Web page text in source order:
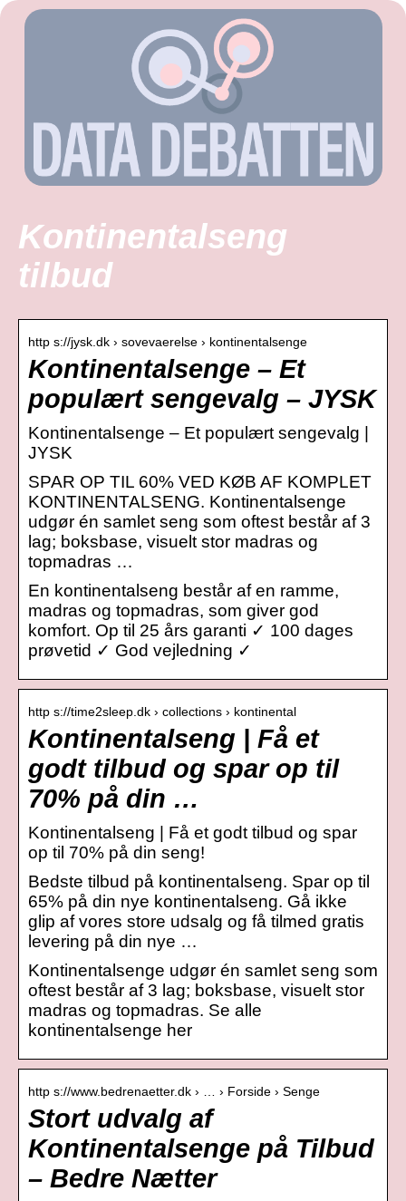
Kontinentalseng
tilbud
http s://jysk.dk › sovevaerelse › kontinentalsenge
Kontinentalsenge – Et
populært sengevalg – JYSK
Kontinentalsenge – Et populært sengevalg |
JYSK
SPAR OP TIL 60% VED KØB AF KOMPLET
KONTINENTALSENG. Kontinentalsenge
udgør én samlet seng som oftest består af 3
lag; boksbase, visuelt stor madras og
topmadras …
En kontinentalseng består af en ramme,
madras og topmadras, som giver god
komfort. Op til 25 års garanti ✓ 100 dages
prøvetid ✓ God vejledning ✓
http s://time2sleep.dk › collections › kontinental
Kontinentalseng | Få et
godt tilbud og spar op til
70% på din …
Kontinentalseng | Få et godt tilbud og spar
op til 70% på din seng!
Bedste tilbud på kontinentalseng. Spar op til
65% på din nye kontinentalseng. Gå ikke
glip af vores store udsalg og få tilmed gratis
levering på din nye …
Kontinentalsenge udgør én samlet seng som
oftest består af 3 lag; boksbase, visuelt stor
madras og topmadras. Se alle
kontinentalsenge her
http s://www.bedrenaetter.dk › … › Forside › Senge
Stort udvalg af
Kontinentalsenge på Tilbud
– Bedre Nætter